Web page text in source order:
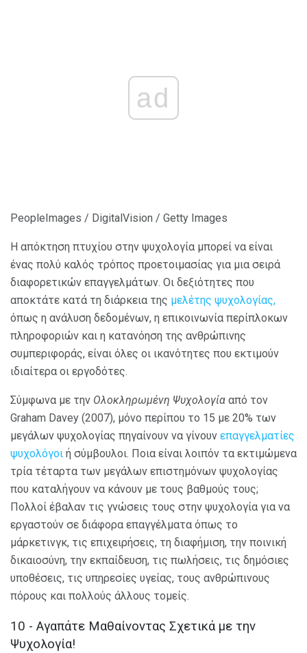
ad
PeopleImages / DigitalVision / Getty Images
Η απόκτηση πτυχίου στην ψυχολογία μπορεί να είναι
ένας πολύ καλός τρόπος προετοιμασίας για μια σειρά
διαφορετικών επαγγελμάτων. Οι δεξιότητες που
αποκτάτε κατά τη διάρκεια της μελέτης ψυχολογίας,
όπως η ανάλυση δεδομένων, η επικοινωνία περίπλοκων
πληροφοριών και η κατανόηση της ανθρώπινης
συμπεριφοράς, είναι όλες οι ικανότητες που εκτιμούν
ιδιαίτερα οι εργοδότες.
Σύμφωνα με την Ολοκληρωμένη Ψυχολογία από τον
Graham Davey (2007), μόνο περίπου το 15 με 20% των
μεγάλων ψυχολογίας πηγαίνουν να γίνουν επαγγελματίες
ψυχολόγοι ή σύμβουλοι. Ποια είναι λοιπόν τα εκτιμώμενα
τρία τέταρτα των μεγάλων επιστημόνων ψυχολογίας
που καταλήγουν να κάνουν με τους βαθμούς τους;
Πολλοί έβαλαν τις γνώσεις τους στην ψυχολογία για να
εργαστούν σε διάφορα επαγγέλματα όπως το
μάρκετινγκ, τις επιχειρήσεις, τη διαφήμιση, την ποινική
δικαιοσύνη, την εκπαίδευση, τις πωλήσεις, τις δημόσιες
υποθέσεις, τις υπηρεσίες υγείας, τους ανθρώπινους
πόρους και πολλούς άλλους τομείς.
10 - Αγαπάτε Μαθαίνοντας Σχετικά με την
Ψυχολογία!